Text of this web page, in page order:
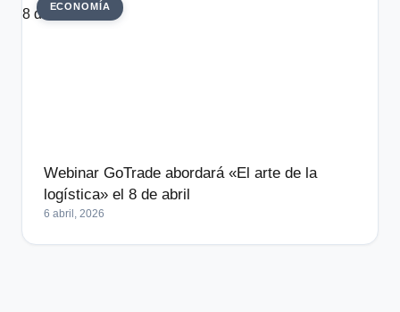
ECONOMÍA
Webinar GoTrade abordará «El arte de la
logística» el 8 de abril
6 abril, 2026